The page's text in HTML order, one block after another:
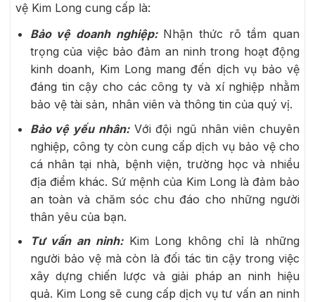
vệ Kim Long cung cấp là:
Bảo vệ doanh nghiệp:Nhận thức rõ tầm quan
trọng của việc bảo đảm an ninh trong hoạt động
kinh doanh, Kim Long mang đến dịch vụ bảo vệ
đáng tin cậy cho các công ty và xí nghiệp nhằm
bảo vệ tài sản, nhân viên và thông tin của quý vị.
Bảo vệ yếu nhân:Với đội ngũ nhân viên chuyên
nghiệp, công ty còn cung cấp dịch vụ bảo vệ cho
cá nhân tại nhà, bệnh viện, trường học và nhiều
địa điểm khác. Sứ mệnh của Kim Long là đảm bảo
an toàn và chăm sóc chu đáo cho những người
thân yêu của bạn.
Tư vấn an ninh:Kim Long không chỉ là những
người bảo vệ mà còn là đối tác tin cậy trong việc
xây dựng chiến lược và giải pháp an ninh hiệu
quả. Kim Long sẽ cung cấp dịch vụ tư vấn an ninh